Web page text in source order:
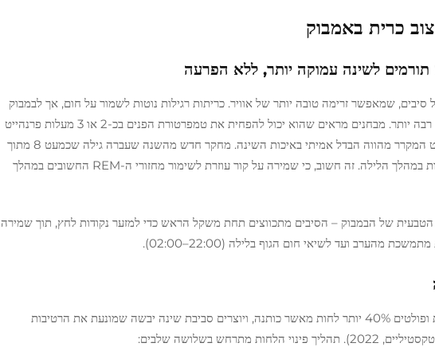
כרית באמבוק
תורמים לשינה עמוקה יותר, ללא הפרעה
שמאפשר זרימה טובה יותר של אוויר. כריתות רגילות נוטות לשמור על חום, אך לבמבוק
יש מבנה תאים פתוח שמאפשר לאוויר לנוע בחופשיות רבה יותר. מבחנים מראים שהוא יכול להפחית את טמפרטורת הפנים בכ-2 או 3 מעלות פרנהייט
בהשוואה לכריתות כותנה שכולנו מכירים היטב. האפקט המקרר מהווה הבדל אמיתי באיכות השינה. מחקר חדש מהשנה שעברה גילה שכמעט 8 מתוך
10 אנשים שעזבו למשטחי שינה מבמבוק התעוררו פחות במהלך הלילה. זה חשוב, כי שמירה על קור עוזרת לשימור מחזורי ה-REM החשובים במהלך
של הבמבוק – הסיבים מתכווצים תחת משקל הראש כדי למזער נקודות לחץ, תוך שמירה
סיבי הפעולה הספירית של האלון פועלים על שיערורית ופולטים 40% יותר לחות מאשר כותנה, ויוצרים סביבת שינה יבשה שמונעת את הרטיבות